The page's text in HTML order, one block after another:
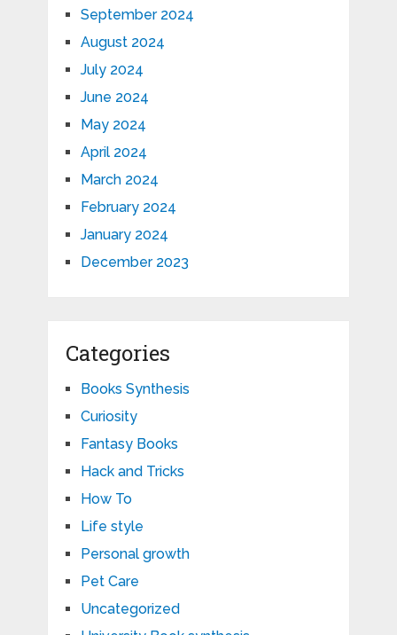
September 2024
August 2024
July 2024
June 2024
May 2024
April 2024
March 2024
February 2024
January 2024
December 2023
Categories
Books Synthesis
Curiosity
Fantasy Books
Hack and Tricks
How To
Life style
Personal growth
Pet Care
Uncategorized